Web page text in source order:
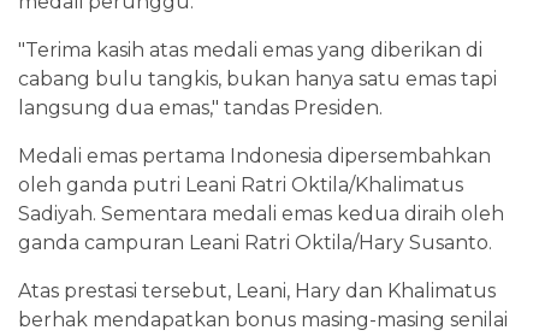
"Terima kasih atas medali emas yang diberikan di
cabang bulu tangkis, bukan hanya satu emas tapi
langsung dua emas," tandas Presiden.
Medali emas pertama Indonesia dipersembahkan
oleh ganda putri Leani Ratri Oktila/Khalimatus
Sadiyah. Sementara medali emas kedua diraih oleh
ganda campuran Leani Ratri Oktila/Hary Susanto.
Atas prestasi tersebut, Leani, Hary dan Khalimatus
berhak mendapatkan bonus masing-masing senilai